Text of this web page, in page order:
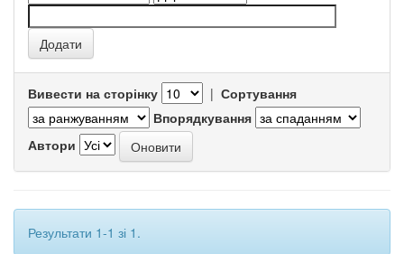
Вивести на сторінку | Сортування
Впорядкування
Автори
Результати 1-1 зі 1.